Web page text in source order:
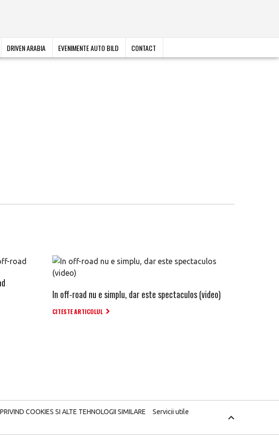
DRIVEN ARABIA EVENIMENTE AUTO BILD CONTACT
In off-road nu e simplu, dar este spectaculos (video)
CITESTE ARTICOLUL
COOKIES SI ALTE TEHNOLOGII SIMILARE
Servicii utile